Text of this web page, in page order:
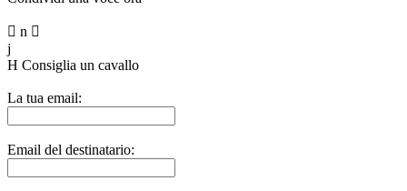
 n 
j
H Consiglia un cavallo
La tua email:
Email del destinatario: